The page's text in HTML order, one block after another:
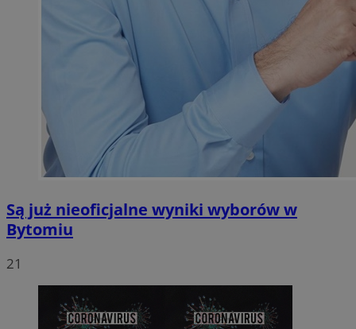
Są już nieoficjalne wyniki wyborów w
Bytomiu
21